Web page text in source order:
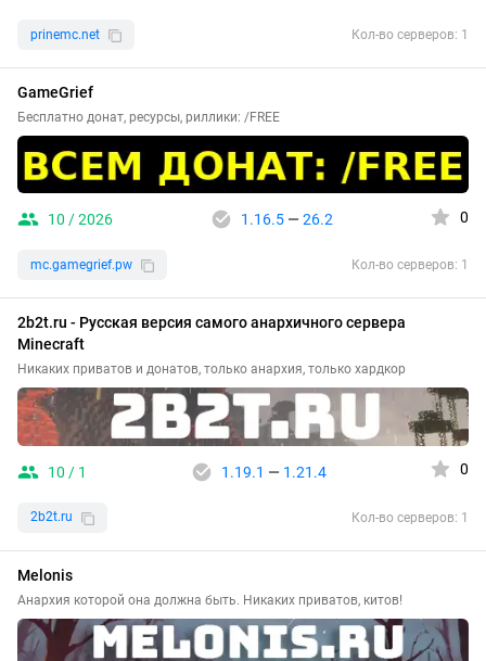
prinemc.net Кол-во серверов: 1
GameGrief
Бесплатно донат, ресурсы, риллики: /FREE
10 / 2026 1.16.5— 26.2 0
mc.gamegrief.pw Кол-во серверов: 1
2b2t.ru - Русская версия самого анархичного сервера
Minecraft
Никаких приватов и донатов, только анархия, только хардкор
10 / 1 1.19.1 — 1.21.4 0
2b2t.ru Кол-во серверов: 1
Melonis
Анархия которой она должна быть. Никаких приватов, китов!